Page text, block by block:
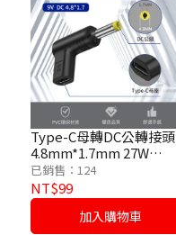
Type-C母轉DC公轉接頭
4.8mm*1.7mm 27W
/9V/3A
已銷售：124
NT$99
加入購物車